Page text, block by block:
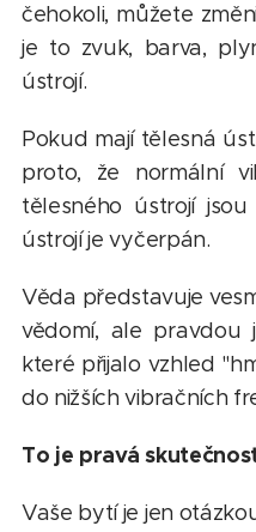
čehokoli, můžete
je to zvuk, barva,
ústrojí.
Pokud mají tělesná
proto, že normální
tělesného ústrojí
ústrojí je vyčerpán.
Věda představuje
vědomí, ale pravdou
které přijalo vzhled
do nižších vibračních
To je pravá
Vaše bytí je jen